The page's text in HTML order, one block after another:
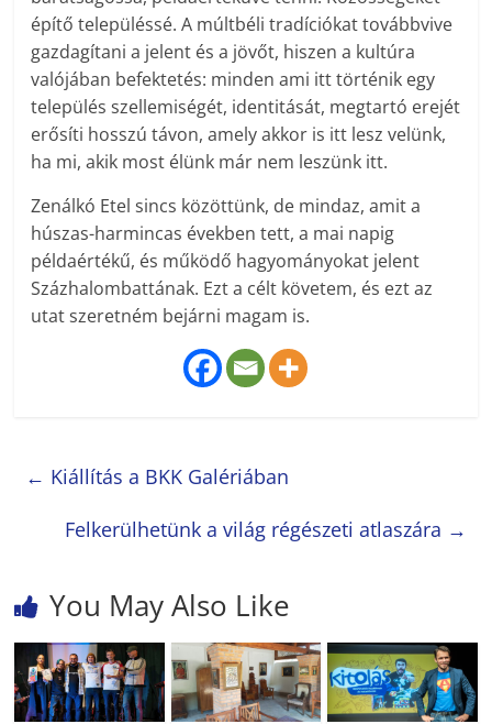
építő településsé. A múltbéli tradíciókat továbbvive
gazdagítani a jelent és a jövőt, hiszen a kultúra
valójában befektetés: minden ami itt történik egy
település szellemiségét, identitását, megtartó erejét
erősíti hosszú távon, amely akkor is itt lesz velünk,
ha mi, akik most élünk már nem leszünk itt.
Zenálkó Etel sincs közöttünk, de mindaz, amit a
húszas-harmincas években tett, a mai napig
példaértékű, és működő hagyományokat jelent
Százhalombattának. Ezt a célt követem, és ezt az
utat szeretném bejárni magam is.
← Kiállítás a BKK Galériában
Felkerülhetünk a világ régészeti atlaszára →
You May Also Like